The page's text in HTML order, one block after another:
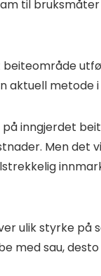
til
aktuell
på inngjerdet
Men
ulik styrke på
med sau,